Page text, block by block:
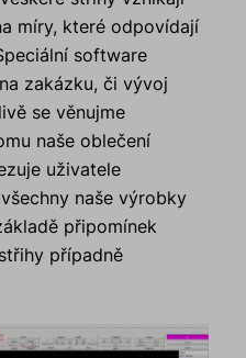
míry, které odpovídají
software
zakázku, či vývoj
se věnujme
naše oblečení
uživatele
naše výrobky
připomínek
případně